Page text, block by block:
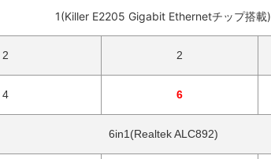
1(Killer E2205 Gigabit Ethernetチップ搭載)
2 2
4 6
6in1(Realtek ALC892)